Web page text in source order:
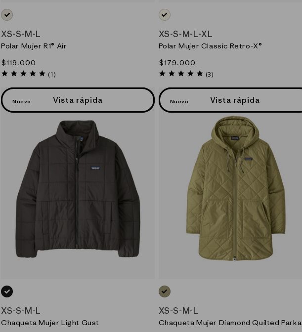
BLANCO_(WLWT)
XS-S-M-L
Polar Mujer R1® Air
Precio
habitual
$119.000
5.0
rating
(1)
NEUTRO_(NLVI)
XS-S-M-L-XL
Polar Mujer Classic Retro-X®
Precio
habitual
$179.000
5.0
rating
(3)
Nuevo Vista rápida
NEGRO_(BLK)
XS-S-M-L
Chaqueta Mujer Light Gust
Nuevo Vista rápida
VERDE_(GMTG)
XS-S-M-L
Chaqueta Mujer Diamond Quilted Parka